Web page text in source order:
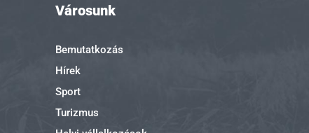
Városunk
Bemutatkozás
Hírek
Sport
Turizmus